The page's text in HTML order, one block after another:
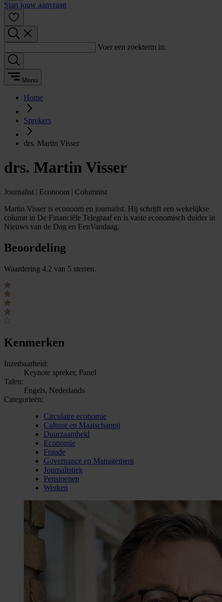
Start jouw aanvraag
Voer een zoekterm in:
Menu
Home
Sprekers
drs. Martin Visser
drs. Martin Visser
Journalist | Econoom | Columnist
Martin Visser is econoom en journalist. Hij schrijft een wekelijkse
column in De Financiële Telegraaf en is vaste economisch duider in
Nieuws van de Dag en EenVandaag.
Beoordeling
Waardering 4.2 van 5 sterren.
Kenmerken
Inzetbaarheid:
Keynote spreker, Panel
Talen:
Engels, Nederlands
Categorieën:
Circulaire economie
Cultuur en Maatschappij
Duurzaamheid
Economie
Fraude
Governance en Management
Journalistiek
Pensioenen
Werken